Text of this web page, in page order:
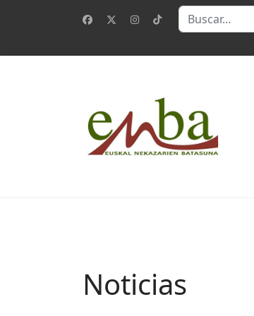
Buscar
Noticias